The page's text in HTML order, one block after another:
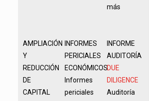
más
AMPLIACIÓN
Y
REDUCCIÓN
DE
CAPITAL
INFORMES
PERICIALES
ECONÓMICOS
Informes
periciales
INFORME
AUDITORÍA
DUE
DILIGENCE
Auditoría